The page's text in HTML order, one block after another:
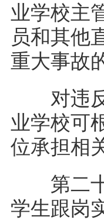
业学校主
员和其他
重大事故
对违反
业学校可
位承担相
第二十
学生跟岗